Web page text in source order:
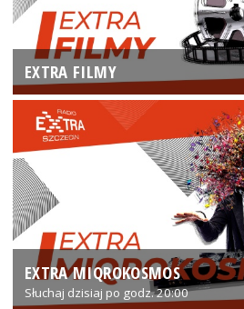
EXTRA FILMY
EXTRA MIQROKOSMOS
Słuchaj dzisiaj po godz. 20:00